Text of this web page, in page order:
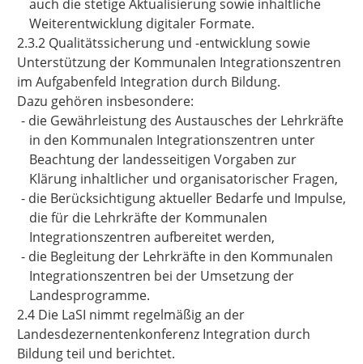
auch die stetige Aktualisierung sowie inhaltliche
Weiterentwicklung digitaler Formate.
2.3.2 Qualitätssicherung und -entwicklung sowie
Unterstützung der Kommunalen Integrationszentren
im Aufgabenfeld Integration durch Bildung.
Dazu gehören insbesondere:
- die Gewährleistung des Austausches der Lehrkräfte
in den Kommunalen Integrationszentren unter
Beachtung der landesseitigen Vorgaben zur
Klärung inhaltlicher und organisatorischer Fragen,
- die Berücksichtigung aktueller Bedarfe und Impulse,
die für die Lehrkräfte der Kommunalen
Integrationszentren aufbereitet werden,
- die Begleitung der Lehrkräfte in den Kommunalen
Integrationszentren bei der Umsetzung der
Landesprogramme.
2.4 Die LaSI nimmt regelmäßig an der
Landesdezernentenkonferenz Integration durch
Bildung teil und berichtet.